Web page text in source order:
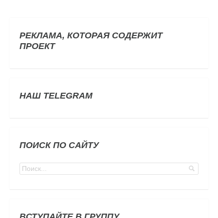
РЕКЛАМА, КОТОРАЯ СОДЕРЖИТ
ПРОЕКТ
НАШ TELEGRAM
ПОИСК ПО САЙТУ